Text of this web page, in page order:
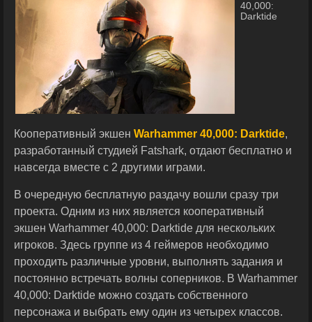
40,000:
Darktide
Кооперативный экшен Warhammer 40,000: Darktide,
разработанный студией Fatshark, отдают бесплатно и
навсегда вместе с 2 другими играми.
В очередную бесплатную раздачу вошли сразу три
проекта. Одним из них является кооперативный
экшен Warhammer 40,000: Darktide для нескольких
игроков. Здесь группе из 4 геймеров необходимо
проходить различные уровни, выполнять задания и
постоянно встречать волны соперников. В Warhammer
40,000: Darktide можно создать собственного
персонажа и выбрать ему один из четырех классов.